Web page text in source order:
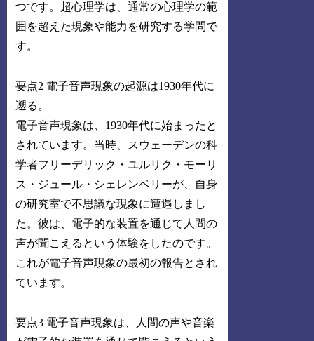
つです。超心理学は、通常の心理学の範
囲を超えた現象や能力を研究する学問で
す。
要点2 電子音声現象の起源は1930年代に
遡る。
電子音声現象は、1930年代に始まったと
されています。当時、スウェーデンの科
学者フリーデリック・ユルリク・モーリ
ス・ジュール・シェレンベリーが、自身
の研究室で不思議な現象に遭遇しまし
た。彼は、電子的な装置を通じて人間の
声が聞こえるという体験をしたのです。
これが電子音声現象の最初の報告とされ
ています。
要点3 電子音声現象は、人間の声や音楽